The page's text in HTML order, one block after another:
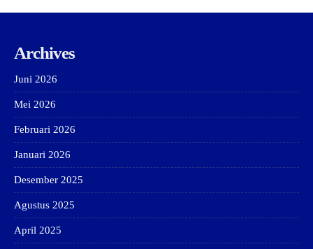
Archives
Juni 2026
Mei 2026
Februari 2026
Januari 2026
Desember 2025
Agustus 2025
April 2025